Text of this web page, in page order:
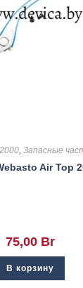
, Запасные
Air Top
75,00 Br
В корзину